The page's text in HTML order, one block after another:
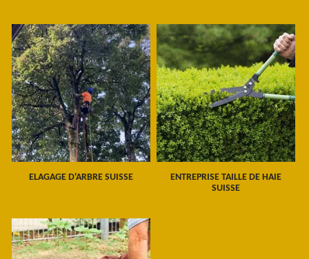
ELAGAGE D'ARBRE SUISSE
ENTREPRISE TAILLE DE HAIE
SUISSE